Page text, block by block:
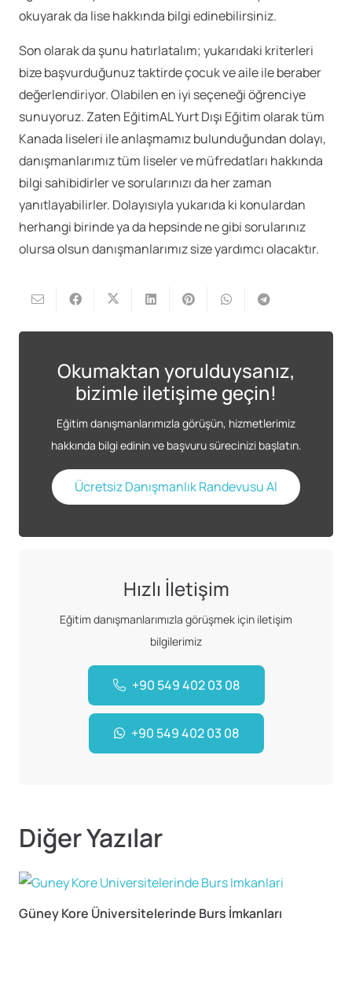
okuyarak da lise hakkında bilgi edinebilirsiniz.
Son olarak da şunu hatırlatalım; yukarıdaki kriterleri
bize başvurduğunuz taktirde çocuk ve aile ile beraber
değerlendiriyor. Olabilen en iyi seçeneği öğrenciye
sunuyoruz. Zaten EğitimAL Yurt Dışı Eğitim olarak tüm
Kanada liseleri ile anlaşmamız bulunduğundan dolayı,
danışmanlarımız tüm liseler ve müfredatları hakkında
bilgi sahibidirler ve sorularınızı da her zaman
yanıtlayabilirler. Dolayısıyla yukarıda ki konulardan
herhangi birinde ya da hepsinde ne gibi sorularınız
olursa olsun danışmanlarımız size yardımcı olacaktır.
Okumaktan yorulduysanız,
bizimle iletişime geçin!
Eğitim danışmanlarımızla görüşün, hizmetlerimiz
hakkında bilgi edinin ve başvuru sürecinizi başlatın.
Ücretsiz Danışmanlık Randevusu Al
Hızlı İletişim
Eğitim danışmanlarımızla görüşmek için iletişim
bilgilerimiz
+90 549 402 03 08
+90 549 402 03 08
Diğer Yazılar
Güney Kore Üniversitelerinde Burs İmkanları